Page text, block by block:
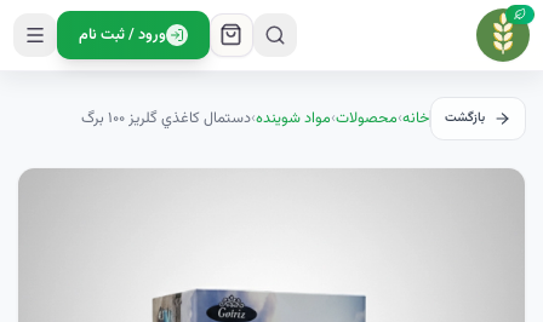
ورود / ثبت نام
بازگشت خانه›محصولات›مواد شوینده›دستمال کاغذي گلريز ۱۰۰ برگ